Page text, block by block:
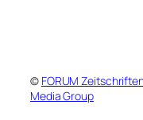
© FORUM
Media Group